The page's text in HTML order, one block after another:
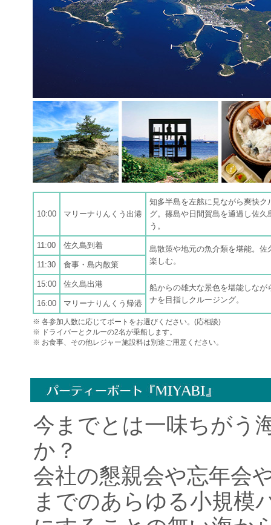
10:00 マリーナりんくう出港
知多半島を左舷に見ながら爽快ク
グ。篠島や日間賀島を通過し佐久
う。
11:00 佐久島到着
島散策や地元の魚介類を堪能。佐
楽しむ。
11:30 食事・島内散策
15:00 佐久島出港
船からの雄大な景色を堪能しなが
ナを目指しクルージング。
16:00 マリーナりんくう帰港
※ 各参加人数に応じてボートをお選びください。(応相談)
※ ドライバーとクルーの2名が乗船します。
※ お食事、その他レジャー施設料は別途ご用意ください。
今までとは一味ちがう
か？
会社の懇親会や忘年会
までのあらゆる小規模